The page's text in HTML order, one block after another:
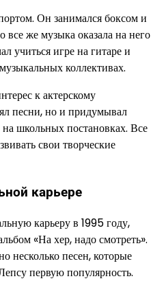
Он занимался боксом и
же музыка оказала на него
учиться игре на гитаре и
коллективах.
к актерскому
песни, но и придумывал
школьных постановках. Все
свои творческие
карьере
карьеру в 1995 году,
«На хер, надо смотреть».
несколько песен, которые
первую популярность.